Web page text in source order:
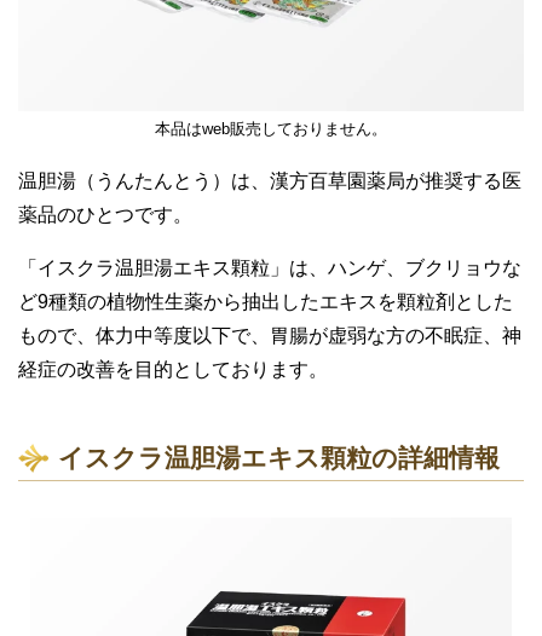
本品はweb販売しておりません。
温胆湯（うんたんとう）は、漢方百草園薬局が推奨する医
薬品のひとつです。
「イスクラ温胆湯エキス顆粒」は、ハンゲ、ブクリョウな
ど9種類の植物性生薬から抽出したエキスを顆粒剤とした
もので、体力中等度以下で、胃腸が虚弱な方の不眠症、神
経症の改善を目的としております。
イスクラ温胆湯エキス顆粒の詳細情報